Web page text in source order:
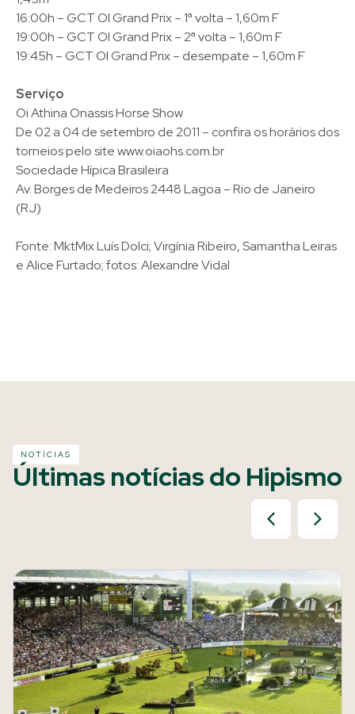
16:00h – GCT OI Grand Prix – 1ª volta – 1,60m F
19:00h – GCT OI Grand Prix – 2ª volta – 1,60m F
19:45h – GCT OI Grand Prix – desempate – 1,60m F
Serviço
Oi Athina Onassis Horse Show
De 02 a 04 de setembro de 2011 – confira os horários dos
torneios pelo site www.oiaohs.com.br
Sociedade Hípica Brasileira
Av. Borges de Medeiros 2448 Lagoa – Rio de Janeiro
(RJ)
Fonte: MktMix Luís Dolci; Virgínia Ribeiro, Samantha Leiras
e Alice Furtado; fotos: Alexandre Vidal
NOTÍCIAS
Últimas notícias do Hipismo